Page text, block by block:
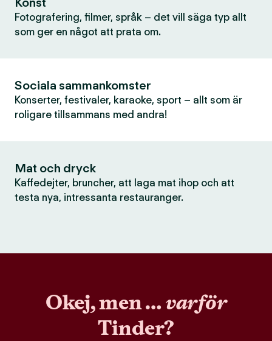
Fotografering, filmer, språk – det vill säga typ allt
som ger en något att prata om.
Sociala sammankomster
Konserter, festivaler, karaoke, sport – allt som är
roligare tillsammans med andra!
Mat och dryck
Kaffedejter, bruncher, att laga mat ihop och att
testa nya, intressanta restauranger.
Okej, men …varför
Tinder?